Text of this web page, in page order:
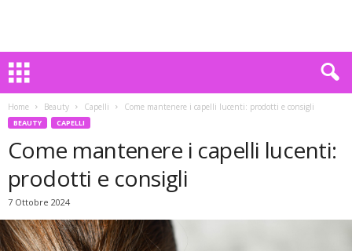
Home Beauty Capelli Come mantenere i capelli lucenti: prodotti e consigli
BEAUTY CAPELLI
Come mantenere i capelli lucenti:
prodotti e consigli
7 Ottobre 2024